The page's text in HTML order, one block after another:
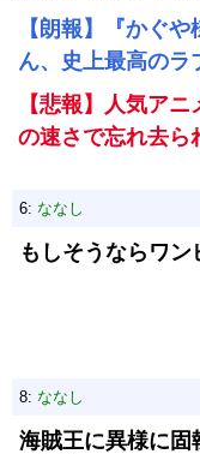
【朗報】『かぐ
ん、史上最高のラ
【悲報】人気ア
の速さで忘れ去ら
6: ななし
もしそうならワ
8: ななし
海賊王に異様に固